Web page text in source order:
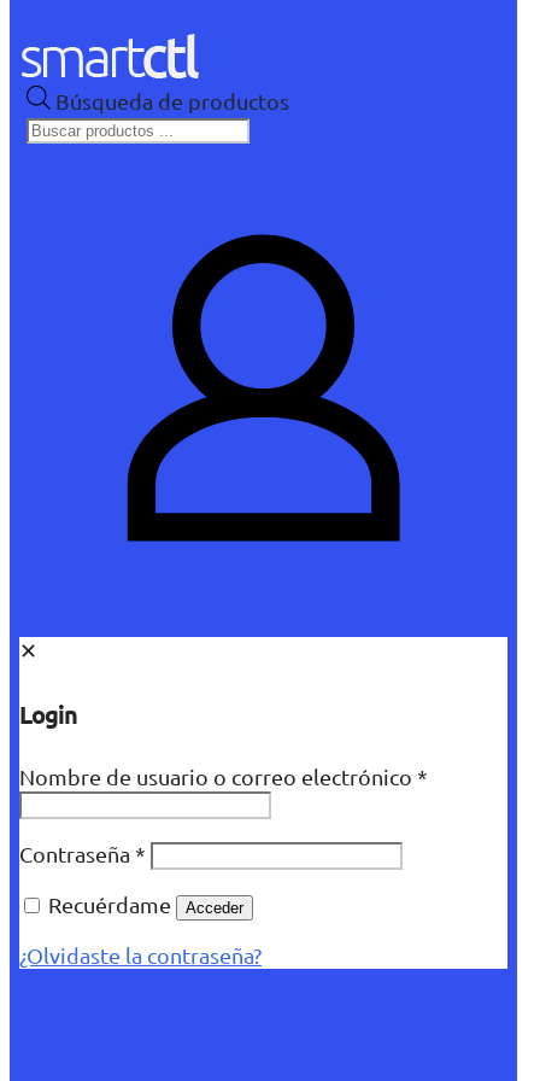
Búsqueda de productos
✕
Login
Nombre de usuario o correo electrónico *
Contraseña *
Recuérdame
Acceder
¿Olvidaste la contraseña?